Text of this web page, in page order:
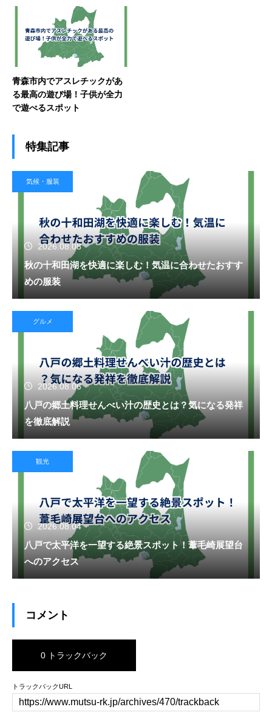
青森市内でアスレチックがあ
る最高の遊び場！子供が全力
で遊べるスポット
特集記事
気候・服装
2026.08.08
秋の十和田湖を快適に楽しむ！気温に合わせたおすす
めの服装
グルメ
2026.08.06
八戸の郷土料理せんべい汁の歴史とは？気になる発祥
を徹底解説
観光
2026.08.04
八戸で太平洋を一望する絶景スポット！葦毛崎展望台
へのアクセス
コメント
0 トラックバック
トラックバックURL